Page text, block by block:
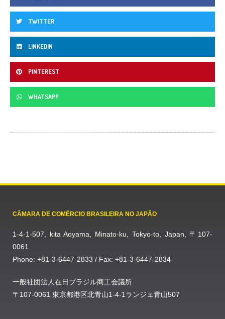
TWITTER
LINKEDIN
PINTEREST
WHATSAPP
CÂMARA DE COMÉRCIO BRASILEIRA NO JAPÃO
1-4-1-507, kita Aoyama, Minato-ku, Tokyo-to, Japan, 〒107-
0061
Phone: +81-3-6447-2833 / Fax: +81-3-6447-2834
一般社団法人在日ブラジル商工会議所
〒107-0061 東京都港区北青山1-4-1ランジェ青山507